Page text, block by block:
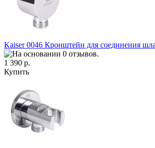
Kaiser 0046 Кронштейн для соединения
1 390 р.
Купить